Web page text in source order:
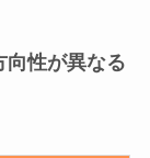
向性が異なる